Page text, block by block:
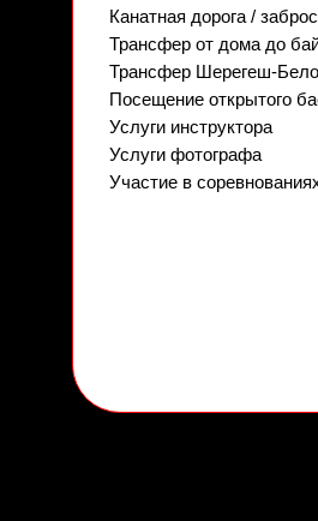
Канатная дорога /
Трансфер от дома до
Трансфер Шерегеш-
Посещение открытого
Услуги инструктора
Услуги фотографа
Участие в